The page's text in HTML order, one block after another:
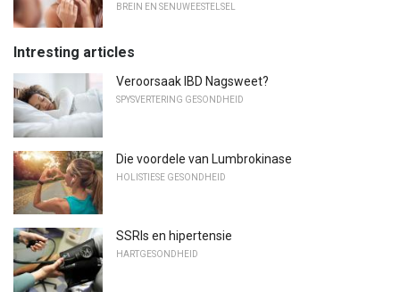
BREIN EN SENUWEESTELSEL
Intresting articles
Veroorsaak IBD Nagsweet?
SPYSVERTERING GESONDHEID
Die voordele van Lumbrokinase
HOLISTIESE GESONDHEID
SSRIs en hipertensie
HARTGESONDHEID